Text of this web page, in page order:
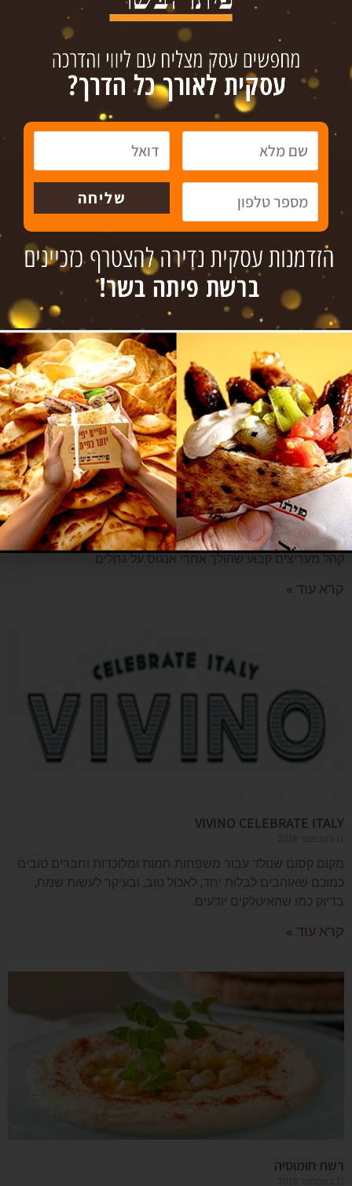
ביירן הבראסרי הבווארי הראשון בישראל
קונספט ייחודי של אוכל רחוב, גרמני ואוסטרי קלאסי עם נגיעות
מכל המטבח האירופאי.
קרא עוד »
רשת אנגוס
חוויה קרניבורית ייחודית בזכות איכות הבשר הגבוהה שקנתה לה
קהל מעריצים קבוע שהולך אחרי אנגוס על גחלים.
קרא עוד »
VIVINO CELEBRATE ITALY
מקום קסום שנולד עבור משפחות חמות ומלוכדות וחברים טובים
כמוכם שאוהבים לבלות יחד, לאכול טוב, ובעיקר לעשות שמח,
בדיוק כמו שהאיטלקים יודעים.
קרא עוד »
רשת חומוסיה